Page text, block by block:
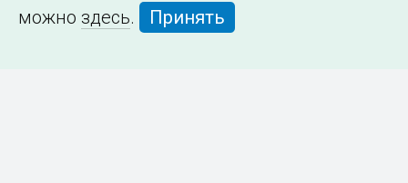
можно здесь. Принять